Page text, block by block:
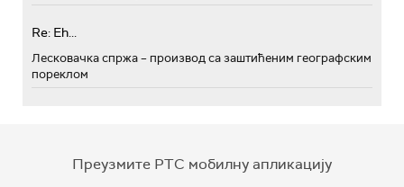
Re: Eh...
Лесковачка спржа – производ са заштићеним географским
пореклом
Преузмите РТС мобилну апликацију